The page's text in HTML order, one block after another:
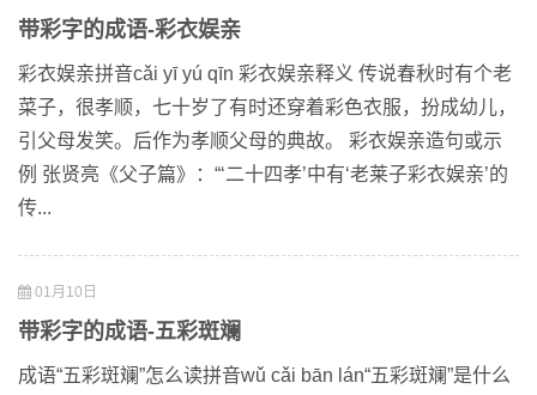
带彩字的成语-彩衣娱亲
彩衣娱亲拼音cǎi yī yú qīn 彩衣娱亲释义 传说春秋时有个老
菜子，很孝顺，七十岁了有时还穿着彩色衣服，扮成幼儿，
引父母发笑。后作为孝顺父母的典故。 彩衣娱亲造句或示
例 张贤亮《父子篇》：“‘二十四孝’中有‘老莱子彩衣娱亲’的
传...
01月10日
带彩字的成语-五彩斑斓
成语“五彩斑斓”怎么读拼音wǔ cǎi bān lán“五彩斑斓”是什么